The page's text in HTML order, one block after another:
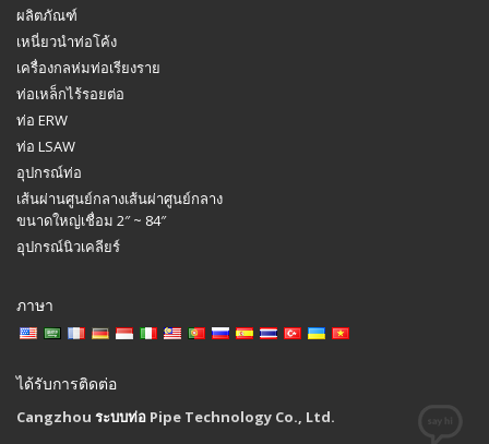
ผลิตภัณฑ์
เหนี่ยวนำท่อโค้ง
เครื่องกลห่มท่อเรียงราย
ท่อเหล็กไร้รอยต่อ
ท่อ ERW
ท่อ LSAW
อุปกรณ์ท่อ
เส้นผ่านศูนย์กลางเส้นผ่าศูนย์กลาง
ขนาดใหญ่เชื่อม 2″ ~ 84″
อุปกรณ์นิวเคลียร์
ภาษา
ได้รับการติดต่อ
Cangzhou ระบบท่อ Pipe Technology Co., Ltd.